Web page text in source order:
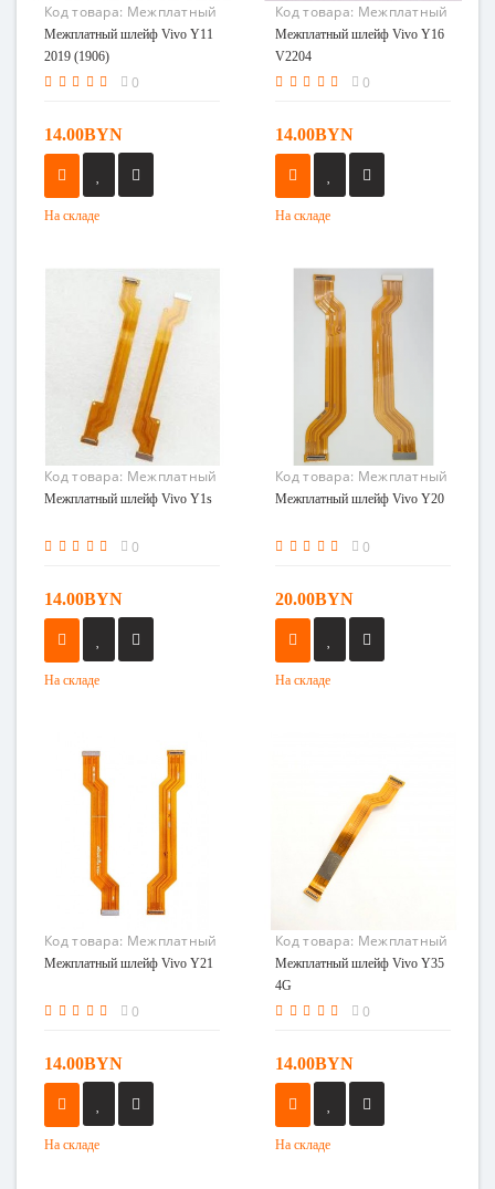
Код товара: Межплатный
шлейф Vivo Y11 2019
(1906)
Межплатный шлейф Vivo Y11
2019 (1906)
0
14.00BYN
На складе
Код товара: Межплатный
шлейф Vivo Y16 V2204
Межплатный шлейф Vivo Y16
V2204
0
14.00BYN
На складе
Код товара: Межплатный
шлейф Vivo Y1s
Межплатный шлейф Vivo Y1s
0
14.00BYN
На складе
Код товара: Межплатный
шлейф Vivo Y20
Межплатный шлейф Vivo Y20
0
20.00BYN
На складе
Код товара: Межплатный
шлейф Vivo Y21
Межплатный шлейф Vivo Y21
0
14.00BYN
На складе
Код товара: Межплатный
шлейф Vivo Y35 4G
Межплатный шлейф Vivo Y35
4G
0
14.00BYN
На складе